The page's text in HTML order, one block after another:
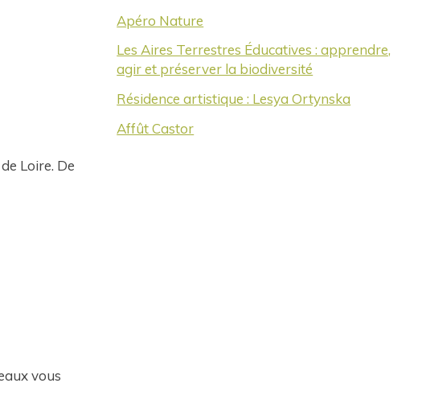
Loire. De
vous
Apéro Nature
Les Aires Terrestres Éducatives : apprendre,
agir et préserver la biodiversité
Résidence artistique : Lesya Ortynska
Affût Castor